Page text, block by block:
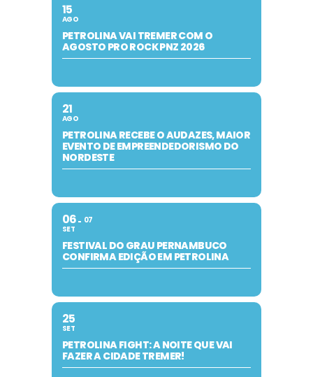
15
AGO
PETROLINA VAI TREMER COM O
AGOSTO PRO ROCK PNZ 2026
21
AGO
PETROLINA RECEBE O AUDAZES, MAIOR
EVENTO DE EMPREENDEDORISMO DO
NORDESTE
06
SET
07
FESTIVAL DO GRAU PERNAMBUCO
CONFIRMA EDIÇÃO EM PETROLINA
25
SET
PETROLINA FIGHT: A NOITE QUE VAI
FAZER A CIDADE TREMER!